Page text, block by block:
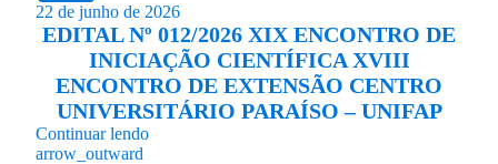
22 de junho de 2026
EDITAL Nº 012/2026 XIX ENCONTRO DE
INICIAÇÃO CIENTÍFICA XVIII
ENCONTRO DE EXTENSÃO CENTRO
UNIVERSITÁRIO PARAÍSO – UNIFAP
Continuar lendo
arrow_outward